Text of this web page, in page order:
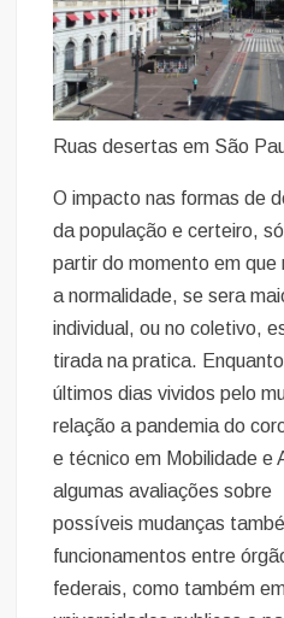
Ruas desertas em São
O impacto nas formas de
da população e certeiro,
partir do momento em
a normalidade, se sera
individual, ou no coletivo,
tirada na pratica.
últimos dias vividos pelo
relação a pandemia do
e técnico em Mobilidade e
algumas avaliações sobre
possíveis mudanças
funcionamentos entre
federais, como também